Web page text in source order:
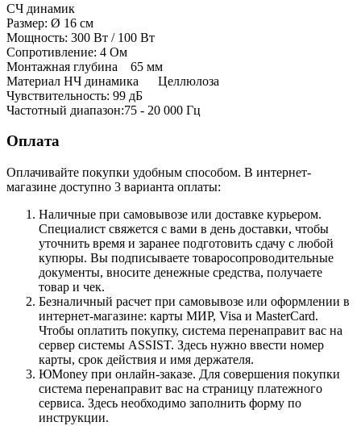
СЧ динамик
Размер: Ø 16 см
Мощность: 300 Вт / 100 Вт
Сопротивление: 4 Ом
Монтажная глубина 65 мм
Материал НЧ динамика Целлюлоза
Чувствительность: 99 дБ
Частотный диапазон:75 - 20 000 Гц
Оплата
Оплачивайте покупки удобным способом. В интернет-
магазине доступно 3 варианта оплаты:
Наличные при самовывозе или доставке курьером.
Специалист свяжется с вами в день доставки, чтобы
уточнить время и заранее подготовить сдачу с любой
купюры. Вы подписываете товаросопроводительные
документы, вносите денежные средства, получаете
товар и чек.
Безналичный расчет при самовывозе или оформлении в
интернет-магазине: карты МИР, Visa и MasterCard.
Чтобы оплатить покупку, система перенаправит вас на
сервер системы ASSIST. Здесь нужно ввести номер
карты, срок действия и имя держателя.
ЮMoney при онлайн-заказе. Для совершения покупки
система перенаправит вас на страницу платежного
сервиса. Здесь необходимо заполнить форму по
инструкции.